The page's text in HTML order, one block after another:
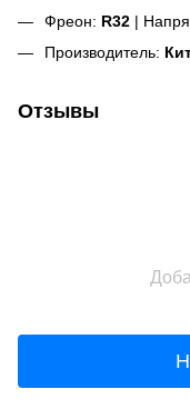
Фреон: R32 |
Производитель:
Отзывы